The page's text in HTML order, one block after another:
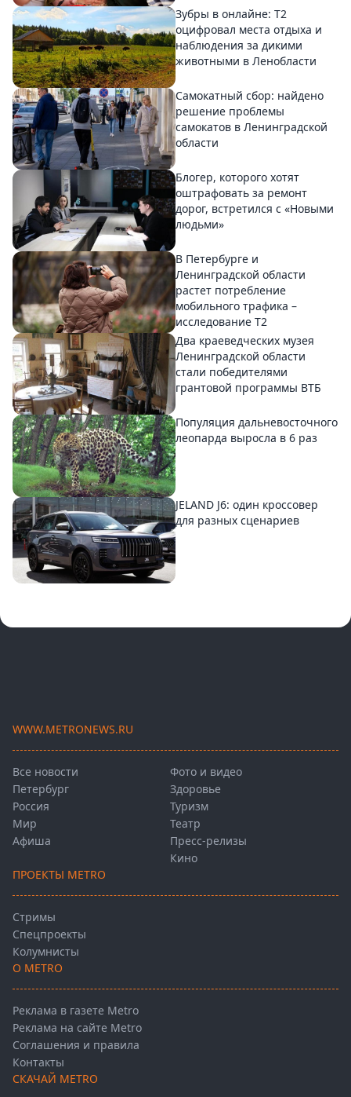
Зубры в онлайне: Т2
оцифровал места отдыха и
наблюдения за дикими
животными в Ленобласти
Самокатный сбор: найдено
решение проблемы
самокатов в Ленинградской
области
Блогер, которого хотят
оштрафовать за ремонт
дорог, встретился с «Новыми
людьми»
В Петербурге и
Ленинградской области
растет потребление
мобильного трафика –
исследование T2
Два краеведческих музея
Ленинградской области
стали победителями
грантовой программы ВТБ
Популяция дальневосточного
леопарда выросла в 6 раз
JELAND J6: один кроссовер
для разных сценариев
WWW.METRONEWS.RU
Все новости
Петербург
Россия
Мир
Афиша
Фото и видео
Здоровье
Туризм
Театр
Пресс-релизы
Кино
ПРОЕКТЫ METRO
Стримы
Спецпроекты
Колумнисты
О METRO
Реклама в газете Metro
Реклама на сайте Metro
Соглашения и правила
Контакты
СКАЧАЙ METRO